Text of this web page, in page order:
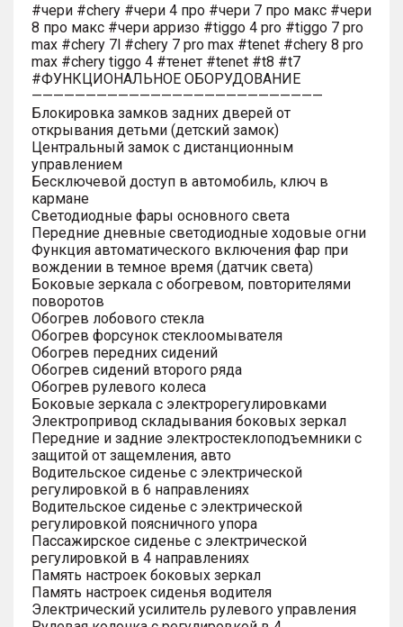
#чери #chery #чери 4 про #чери 7 про макс #чери
8 про макс #чери арризо #tiggo 4 pro #tiggo 7 pro
max #chery 7l #chery 7 pro max #tenet #chery 8 pro
max #chery tiggo 4 #тенет #tenet #t8 #t7
#ФУНКЦИОНАЛЬНОЕ ОБОРУДОВАНИЕ
———————————————————————————
Блокировка замков задних дверей от
открывания детьми (детский замок)
Центральный замок с дистанционным
управлением
Бесключевой доступ в автомобиль, ключ в
кармане
Светодиодные фары основного света
Передние дневные светодиодные ходовые огни
Функция автоматического включения фар при
вождении в темное время (датчик света)
Боковые зеркала с обогревом, повторителями
поворотов
Обогрев лобового стекла
Обогрев форсунок стеклоомывателя
Обогрев передних сидений
Обогрев сидений второго ряда
Обогрев рулевого колеса
Боковые зеркала с электрорегулировками
Электропривод складывания боковых зеркал
Передние и задние электростеклоподъемники с
защитой от защемления, авто
Водительское сиденье с электрической
регулировкой в 6 направлениях
Водительское сиденье с электрической
регулировкой поясничного упора
Пассажирское сиденье с электрической
регулировкой в 4 направлениях
Память настроек боковых зеркал
Память настроек сиденья водителя
Электрический усилитель рулевого управления